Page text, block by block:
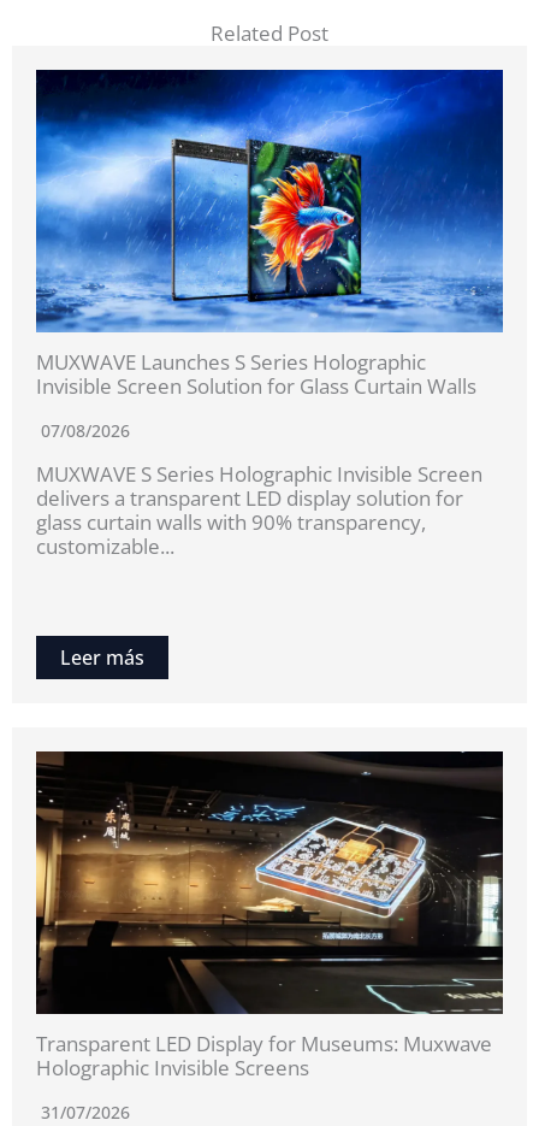
Related Post
MUXWAVE Launches S Series Holographic
Invisible Screen Solution for Glass Curtain Walls
07/08/2026
MUXWAVE S Series Holographic Invisible Screen
delivers a transparent LED display solution for
glass curtain walls with 90% transparency,
customizable...
Leer más
Transparent LED Display for Museums: Muxwave
Holographic Invisible Screens
31/07/2026